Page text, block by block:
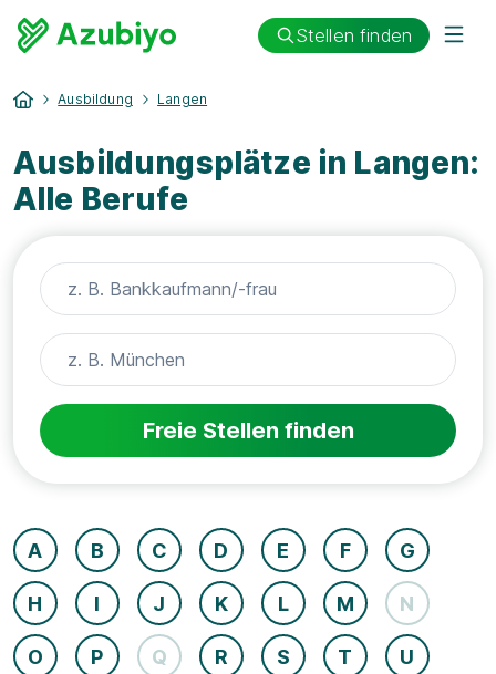
Stellen finden
Ausbildung Langen
Ausbildungsplätze in Langen:
Alle Berufe
Freie Stellen finden
A B C D E F G
H I J K L M N
O P Q R S T U